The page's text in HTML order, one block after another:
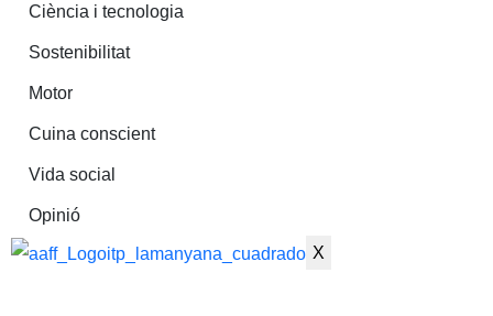
Ciència i tecnologia
Sostenibilitat
Motor
Cuina conscient
Vida social
Opinió
X